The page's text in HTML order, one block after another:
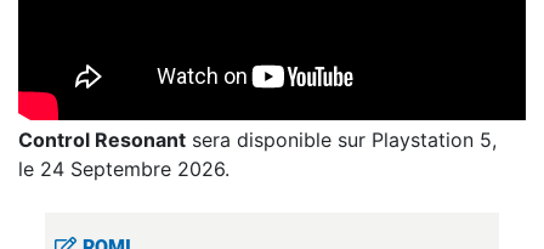
Control Resonant sera disponible sur Playstation 5,
le 24 Septembre 2026.